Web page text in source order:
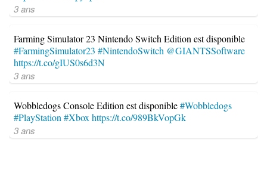
3 ans
Farming Simulator 23 Nintendo Switch Edition est disponible
#FarmingSimulator23 #NintendoSwitch @GIANTSSoftware
https://t.co/gIUS0s6d3N
3 ans
Wobbledogs Console Edition est disponible#Wobbledogs
#PlayStation#Xboxhttps://t.co/989BkVopGk
3 ans